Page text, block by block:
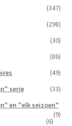
(347)
(298)
(30)
(86)
(49)
serie
(33)
en "elk seizoen"
(9)
(6)